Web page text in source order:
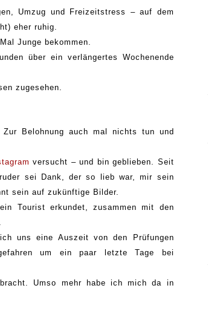
Umzug und Freizeitstress – auf dem
eher ruhig.
Junge bekommen.
über ein verlängertes Wochenende
zugesehen.
Zur Belohnung auch mal nichts tun und
m versucht – und bin geblieben. Seit
sei Dank, der so lieb war, mir sein
sein auf zukünftige Bilder.
Tourist erkundet, zusammen mit den
uns eine Auszeit von den Prüfungen
um ein paar letzte Tage bei
acht. Umso mehr habe ich mich da in